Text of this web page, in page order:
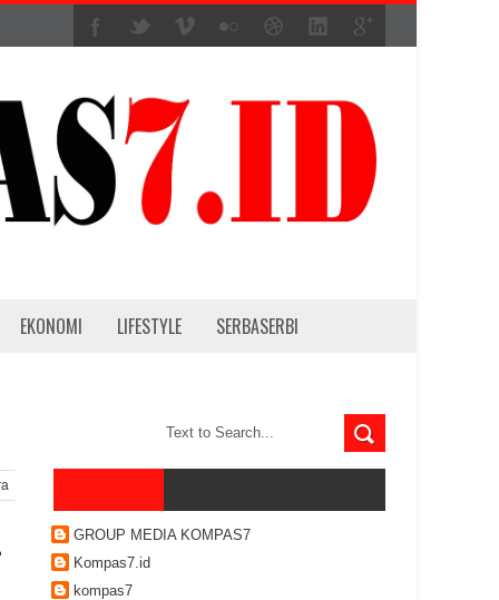
EKONOMI LIFESTYLE SERBASERBI
GROUP MEDIA KOMPAS7
Kompas7.id
kompas7